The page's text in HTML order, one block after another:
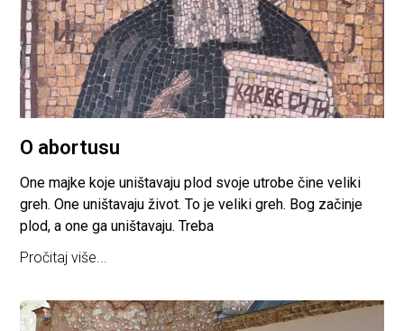
O abortusu
One majke koje uništavaju plod svoje utrobe čine veliki
greh. One uništavaju život. To je veliki greh. Bog začinje
plod, a one ga uništavaju. Treba
Pročitaj više...